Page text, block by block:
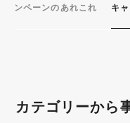
ャンペーンのあれこれ キ
カテゴリーから